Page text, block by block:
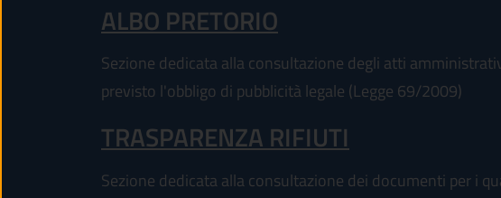
ALBO PRETORIO
Sezione dedicata alla consultazione degli atti
previsto l'obbligo di pubblicità legale (Legge 69/2009)
TRASPARENZA RIFIUTI
Sezione dedicata alla consultazione dei documenti per i